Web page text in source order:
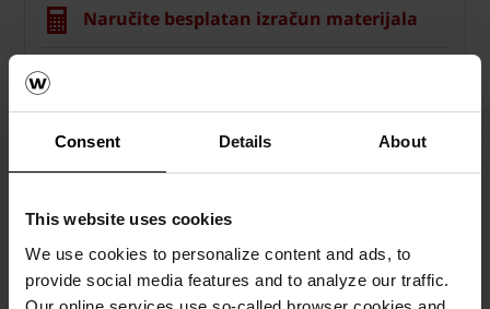
Consent Details About
This website uses cookies
We use cookies to personalize content and ads, to
provide social media features and to analyze our traffic.
Naručite besplatan izračun materijala
dokumentacija